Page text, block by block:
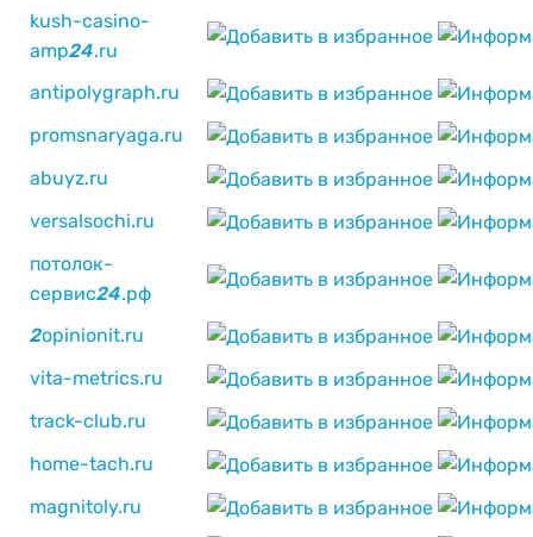
kush-casino-
amp24.ru
antipolygraph.ru
promsnaryaga.ru
abuyz.ru
versalsochi.ru
потолок-
сервис24.рф
2opinionit.ru
vita-metrics.ru
track-club.ru
home-tach.ru
magnitoly.ru